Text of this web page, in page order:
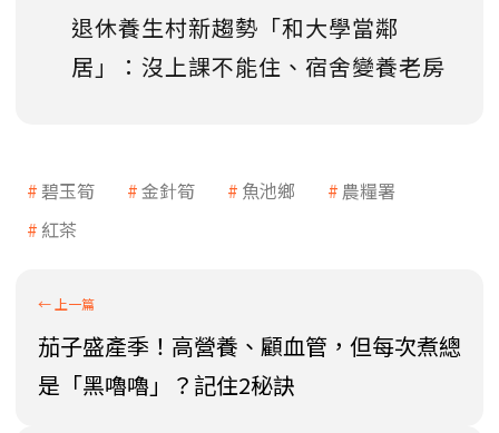
退休養生村新趨勢「和大學當鄰
居」：沒上課不能住、宿舍變養老房
碧玉筍 金針筍 魚池鄉
農糧署
紅茶
茄子盛產季！高營養、顧血管，但每次煮總
是「黑嚕嚕」？記住2秘訣